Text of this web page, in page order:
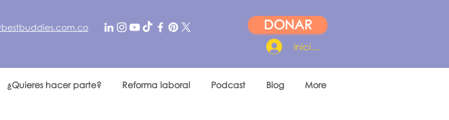
DONAR
Iniciar sesión
¿Quieres hacer parte? Reforma laboral Podcast Blog More